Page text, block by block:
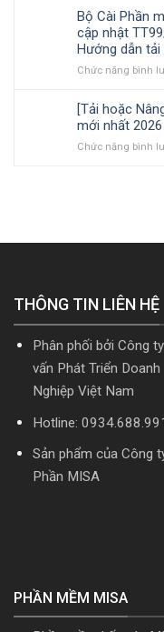
Bộ Cài Phần
cập nhật
Hướng dẫn
Chức năng bình
[Tải hoặc
mới nhất 2026
Chức năng bình
THÔNG TIN LIÊN HỆ
Phân phối bởi Công
vấn Phát Triển Doanh
Nghiệp Việt Nam
Hotline:
Sản phẩm của Công
Phần MISA
PHẦN MỀM MISA